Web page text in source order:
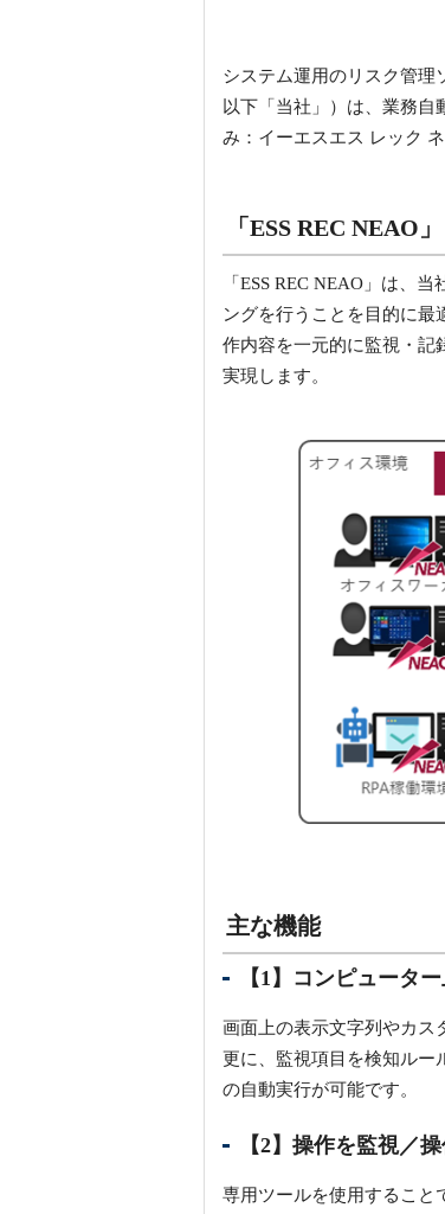
システム運用のリスク管理
以下「当社」）は、業務自
み：イーエスエス レック
「ESS REC NEAO
「ESS REC NEAO」は、
ングを行うことを目的に最
作内容を一元的に監視・記
実現します。
主な機能
【1】コンピュータ
画面上の表示文字列やカス
更に、監視項目を検知ルー
の自動実行が可能です。
【2】操作を監視／
専用ツールを使用すること